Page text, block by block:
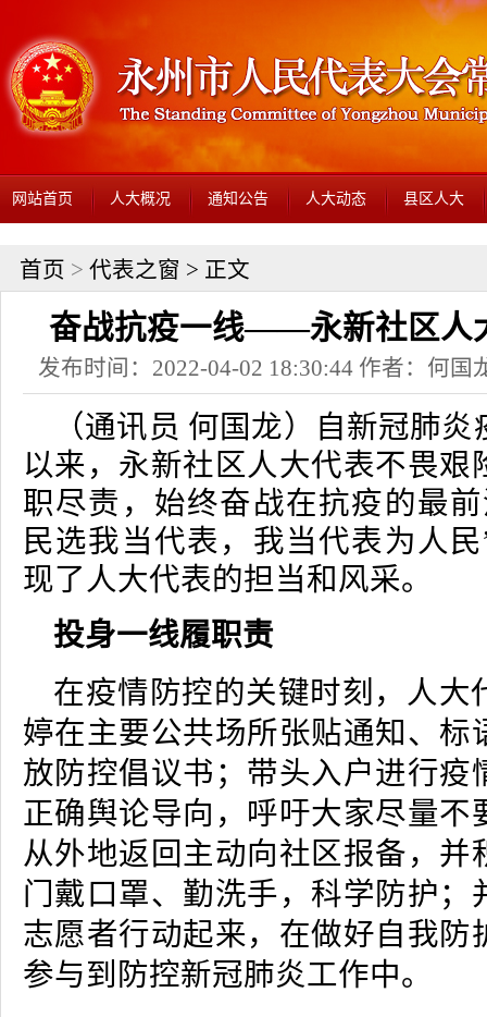
网站首页 人大概况 通知公告 人大动态 县区人大
首页 > 代表之窗 > 正文
奋战抗疫一线——永新社区人
发布时间：2022-04-02 18:30:44 作者：何国
（通讯员 何国龙）自新冠肺
以来，永新社区人大代表不畏艰
职尽责，始终奋战在抗疫的最
民选我当代表，我当代表为人
现了人大代表的担当和风采。
投身一线履职责
在疫情防控的关键时刻，人大
婷在主要公共场所张贴通知、标
放防控倡议书；带头入户进行疫
正确舆论导向，呼吁大家尽量不
从外地返回主动向社区报备，并
门戴口罩、勤洗手，科学防护；
志愿者行动起来，在做好自我防
参与到防控新冠肺炎工作中。